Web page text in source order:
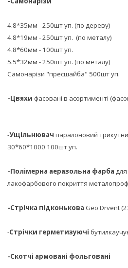
4.8*35мм - 250шт уп. (по дереву)
4.8*19мм - 250шт уп. (по металу)
4.8*60мм - 100шт уп.
5.5*32мм - 250шт уп. (по металу)
Самонарізи "пресшайба" 500шт уп.
-Цвяхи фасовані в асортименті
-Ущільнювач паралоновий
30*60*1000 100шт уп.
-Полімерна аеразольна фарба
лакофарбового покриття
-Стрічка підконькова Geo Drvent
-Стрічки герметизуючі
-Скотчі армовані фольговані